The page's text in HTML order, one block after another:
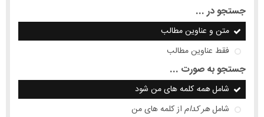
جستجو در ...
متن و عناوین مطالب
فقط عناوین مطالب
جستجو به صورت ...
شاملهمه کلمه های من شود
شاملهر کدام از کلمه های من